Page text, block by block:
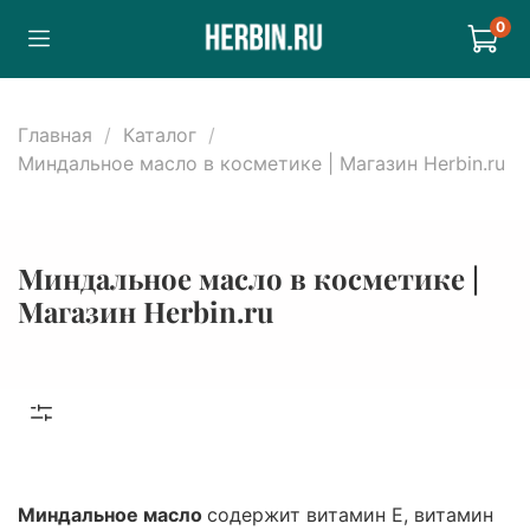
0
Главная
Каталог
Миндальное масло в косметике | Магазин Herbin.ru
Миндальное масло в косметике |
Магазин Herbin.ru
Миндальное масло содержит витамин Е, витамин